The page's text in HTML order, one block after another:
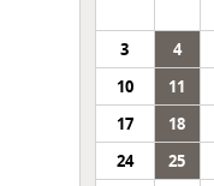
3
4
10
11
17
18
24
25